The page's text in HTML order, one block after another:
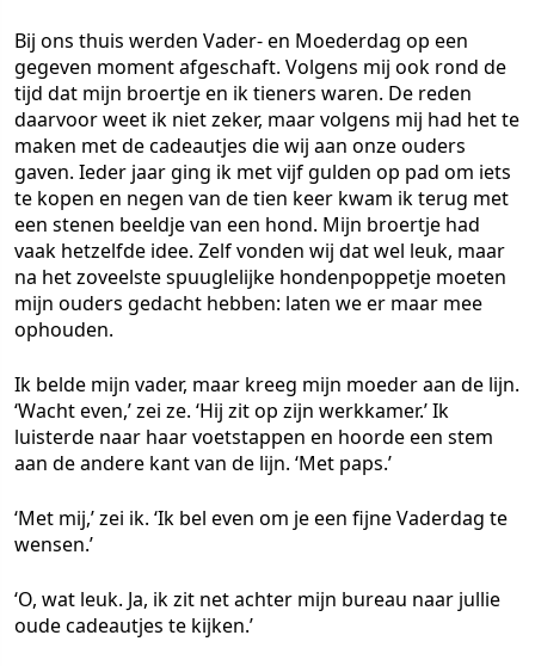
Bij ons thuis werden Vader- en Moederdag op een
gegeven moment afgeschaft. Volgens mij ook rond de
tijd dat mijn broertje en ik tieners waren. De reden
daarvoor weet ik niet zeker, maar volgens mij had het te
maken met de cadeautjes die wij aan onze ouders
gaven. Ieder jaar ging ik met vijf gulden op pad om iets
te kopen en negen van de tien keer kwam ik terug met
een stenen beeldje van een hond. Mijn broertje had
vaak hetzelfde idee. Zelf vonden wij dat wel leuk, maar
na het zoveelste spuuglelijke hondenpoppetje moeten
mijn ouders gedacht hebben: laten we er maar mee
ophouden.
Ik belde mijn vader, maar kreeg mijn moeder aan de lijn.
‘Wacht even,’ zei ze. ‘Hij zit op zijn werkkamer.’ Ik
luisterde naar haar voetstappen en hoorde een stem
aan de andere kant van de lijn. ‘Met paps.’
‘Met mij,’ zei ik. ‘Ik bel even om je een fijne Vaderdag te
wensen.’
‘O, wat leuk. Ja, ik zit net achter mijn bureau naar jullie
oude cadeautjes te kijken.’